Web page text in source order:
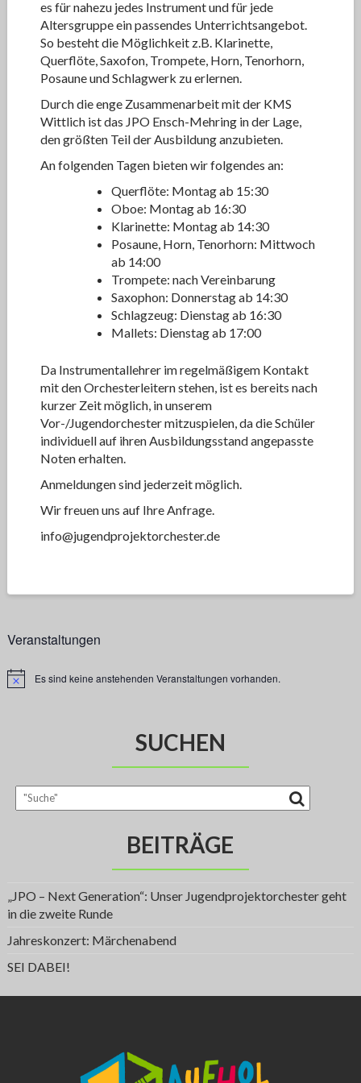
es für nahezu jedes Instrument und für jede
Altersgruppe ein passendes Unterrichtsangebot.
So besteht die Möglichkeit z.B. Klarinette,
Querflöte, Saxofon, Trompete, Horn, Tenorhorn,
Posaune und Schlagwerk zu erlernen.
Durch die enge Zusammenarbeit mit der KMS
Wittlich ist das JPO Ensch-Mehring in der Lage,
den größten Teil der Ausbildung anzubieten.
An folgenden Tagen bieten wir folgendes an:
Querflöte: Montag ab 15:30
Oboe: Montag ab 16:30
Klarinette: Montag ab 14:30
Posaune, Horn, Tenorhorn: Mittwoch
ab 14:00
Trompete: nach Vereinbarung
Saxophon: Donnerstag ab 14:30
Schlagzeug: Dienstag ab 16:30
Mallets: Dienstag ab 17:00
Da Instrumentallehrer im regelmäßigem Kontakt
mit den Orchesterleitern stehen, ist es bereits nach
kurzer Zeit möglich, in unserem
Vor-/Jugendorchester mitzuspielen, da die Schüler
individuell auf ihren Ausbildungsstand angepasste
Noten erhalten.
Anmeldungen sind jederzeit möglich.
Wir freuen uns auf Ihre Anfrage.
info@jugendprojektorchester.de
Veranstaltungen
H
Es sind keine anstehenden Veranstaltungen vorhanden.
SUCHEN
BEITRÄGE
„JPO – Next Generation“: Unser Jugendprojektorchester geht
in die zweite Runde
Jahreskonzert: Märchenabend
SEI DABEI!